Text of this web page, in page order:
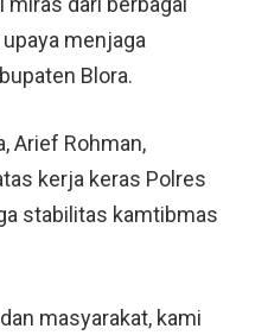
menjaga
Blora.
Arief Rohman,
kerja keras Polres
stabilitas kamtibmas
masyarakat, kami